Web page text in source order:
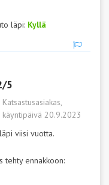
läpi: Kyllä
5
Katsastusasiakas,
käyntipäivä 20.9.2023
viisi vuotta.
tehty ennakkoon: